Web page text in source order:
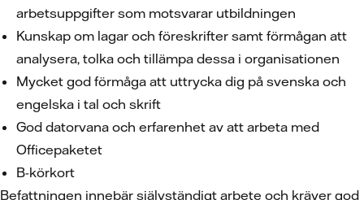
arbetsuppgifter som motsvarar utbildningen
Kunskap om lagar och föreskrifter samt förmågan att
analysera, tolka och tillämpa dessa i organisationen
Mycket god förmåga att uttrycka dig på svenska och
engelska i tal och skrift
God datorvana och erfarenhet av att arbeta med
Officepaketet
B-körkort
Befattningen innebär självständigt arbete och kräver god